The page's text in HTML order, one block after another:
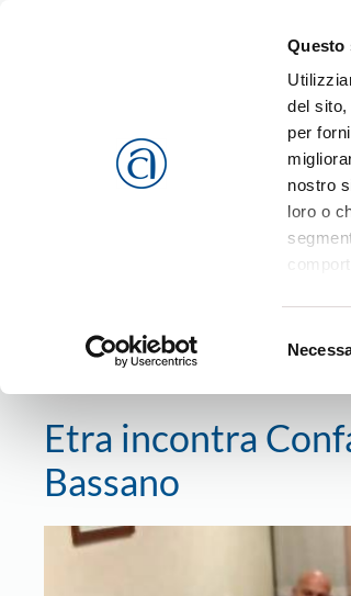
Questo
del
per
nostro
loro o
cookies
del
CHI SIAMO
Etra incontra
Bassano